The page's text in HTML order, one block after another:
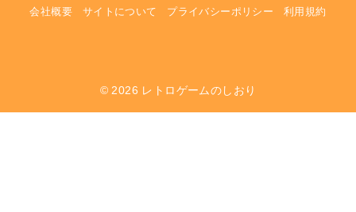
会社概要 サイトについて プライバシーポリシー 利用規約
© 2026 レトロゲームのしおり